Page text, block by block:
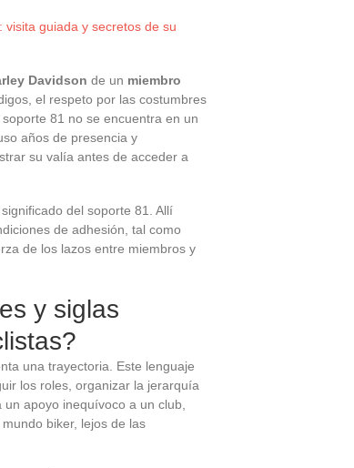
guiada y secretos de su
Davidson de un miembro
el respeto por las costumbres
81 no se encuentra en un
años de presencia y
su valía antes de acceder a
del soporte 81. Allí
de adhesión, tal como
de los lazos entre miembros y
y siglas
una trayectoria. Este lenguaje
los roles, organizar la jerarquía
un apoyo inequívoco a un club,
biker, lejos de las